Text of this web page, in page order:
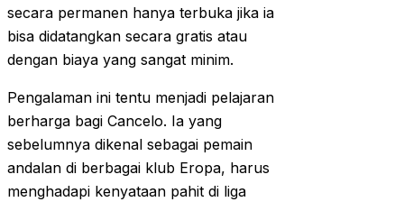
secara permanen hanya terbuka jika ia
bisa didatangkan secara gratis atau
dengan biaya yang sangat minim.
Pengalaman ini tentu menjadi pelajaran
berharga bagi Cancelo. Ia yang
sebelumnya dikenal sebagai pemain
andalan di berbagai klub Eropa, harus
menghadapi kenyataan pahit di liga